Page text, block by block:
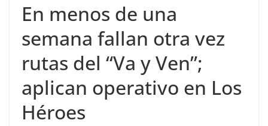
En menos de una
semana fallan otra vez
rutas del “Va y Ven”;
aplican operativo en Los
Héroes